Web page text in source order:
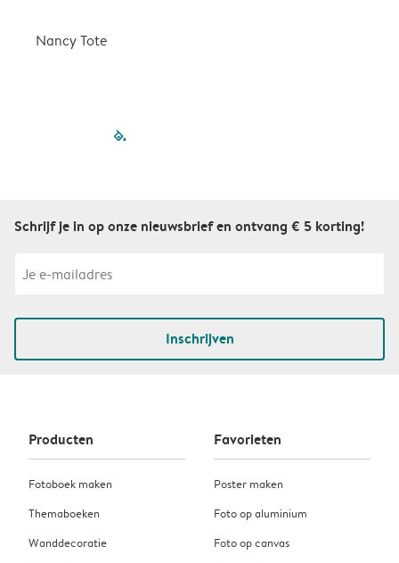
Nancy Tote
filled-pagination
Schrijf je in op onze nieuwsbrief en ontvang € 5 korting!
Inschrijven
Producten
Fotoboek maken
Themaboeken
Wanddecoratie
Favorieten
Poster maken
Foto op aluminium
Foto op canvas